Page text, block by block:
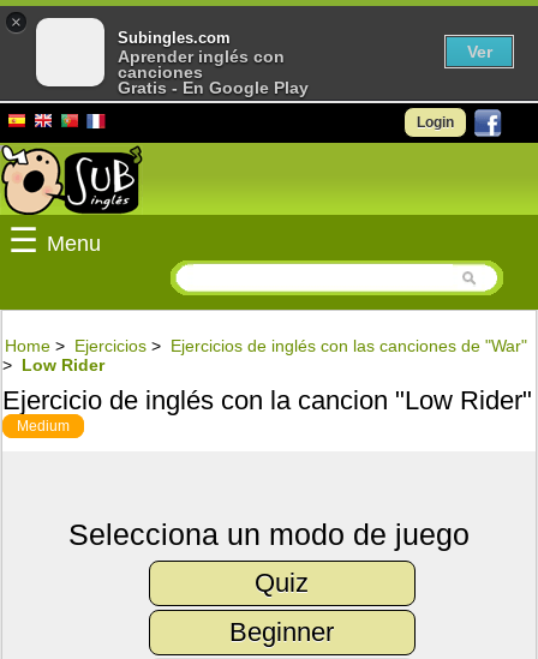
Login
☰ Menu
Home > Ejercicios > Ejercicios de inglés con las canciones de "War"
> Low Rider
Ejercicio de inglés con la cancion "Low Rider"
Medium
Selecciona un modo de juego
Quiz
Beginner
×
Subingles.com
Aprender inglés con
canciones
Gratis - En Google Play
Ver